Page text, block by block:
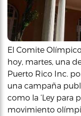
El Comite
hoy, martes, una
Puerto Rico Inc.
una campaña
como la ‘Ley para
movimiento